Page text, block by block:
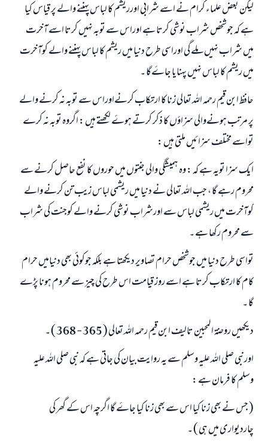
لیکن بعض علماء کرام نے اسے شرابی اورریشم کا لباس پہننے والے پر قیاس کیا
ہے کہ جوشخص شراب نوشی کرتا ہے اوراس سے توبہ نہيں کرتا اسے آخرت
میں شراب نہيں ملے گی اوراسی طرح دنیا میں ریشم کا لباس پہننے والے کوآخرت
میں ریشم کا لباس نہیں پہنایا جاۓگا ۔
حافظ ابن قیم رحمہ اللہ تعالی زنا کا ارتکاب کرنےاوراس سے توبہ نہ کرنے والے
پر مرتب ہونےوالی سزاؤں کا ذکر کرتے ہوۓ لکھتے ہيں : اگروہ توبہ نہ کرے
تواسے مختلف سزائيں ملتی ہیں :
ایک سزا تویہ ہے کہ : وہ ہمیشگی والی جنتوں میں حوروں کا نفع حاصل کرنے سے
محروم رہے گا ، جب اللہ تعالی نے دنیا میں ریشمی لباس زيب تن کرنے والے
کوآخرت میں ریشمی لباس سے اورشراب نوشی کرنے والے کوجنت کی شراب
سے محروم رکھا ہے ۔
تواسی طرح دنیا میں جوشخص حرام تصاویر دیکھتا ہے بلکہ جوکوئی بھی دنیامیں حرام
کام کا ارتکاب کرتا ہے اسے روز قیامت اس طرح کی چيز سے محروم ہونا پڑے
گا ۔
دیکھیں روضۃ المحبین تالیف ابن قیم رحمہ اللہ تعالی ( 365 - 368 ) ۔
اورنبی صلی اللہ علیہ وسلم سے یہ روایت بیان کی جاتی ہے کہ نبی صلی اللہ علیہ
وسلم کا فرمان ہے :
( جس نے بھی زنا کیا اس سے بھی زنا کیا جاۓ گا اگرچہ اس کے گھر کی
چاردیواری میں ہی ) ۔
جواب نمبر 110845 نے نکاح ٹوٹنے سے بچایا۔
امت مسلمہ کے واسطے جوابات پیش کرنے کے لیے ہماری مدد کریں
رسول اللہ صلی اللہ علیہ و سلم کا فرمان ہے:
نیکی کی رہنمائی کرنے والے کو بھی نیکی کرنے والے کے برابر اجر ملتا ہے۔
(مسلم : 1893)